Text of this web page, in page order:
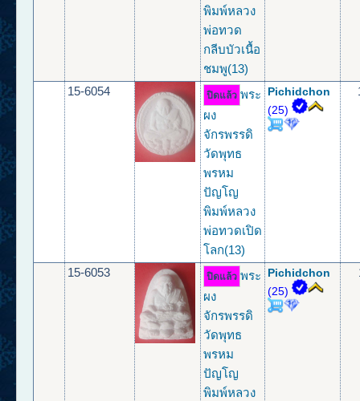
พิมพ์หลวง
พ่อทวด
กลีบบัวเนื้อ
ชมพู(13)
15-6054 ปิดแล้ว พระ
ผง
จักรพรรดิ
วัดพุทธ
พรหม
ปัญโญ
พิมพ์หลวง
พ่อทวดเปิด
โลก(13)
Pichidchon
(25)
15-6053 ปิดแล้ว พระ
ผง
จักรพรรดิ
วัดพุทธ
พรหม
ปัญโญ
พิมพ์หลวง
Pichidchon
(25)